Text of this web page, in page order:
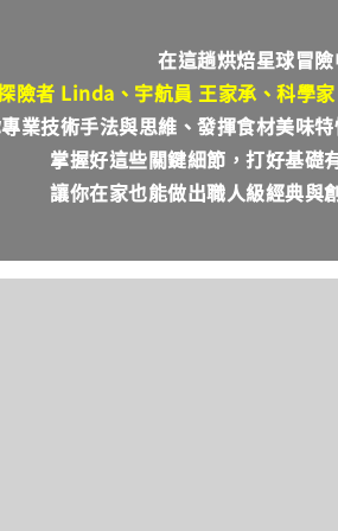
在這趟烘焙星球冒險
險者 Linda、宇航員 王家承、科學
業技術手法與思維、發揮食材美味
掌握好這些關鍵細節，打好基礎
讓你在家也能做出職人級經典與